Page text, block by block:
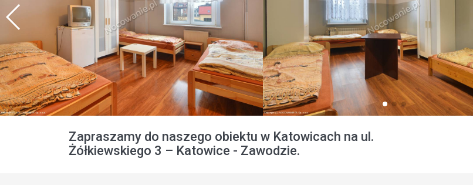
Zapraszamy do naszego obiektu w Katowicach na ul.
Żółkiewskiego 3 – Katowice - Zawodzie.